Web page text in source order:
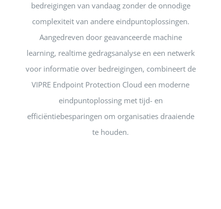
bedreigingen van vandaag zonder de onnodige
complexiteit van andere eindpuntoplossingen.
Aangedreven door geavanceerde machine
learning, realtime gedragsanalyse en een netwerk
voor informatie over bedreigingen, combineert de
VIPRE Endpoint Protection Cloud een moderne
eindpuntoplossing met tijd- en
efficiëntiebesparingen om organisaties draaiende
te houden.